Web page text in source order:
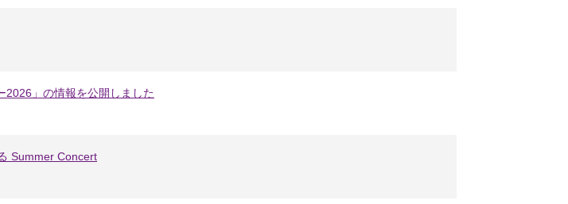
2026」の情報を公開しました
Summer Concert